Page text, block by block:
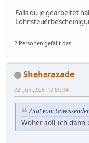
Falls du je gearbeitet
2 Personen gefällt das.
Sheherazade
02. Juli 2026, 10:59:04
Zitat von:
Woher soll ich dann